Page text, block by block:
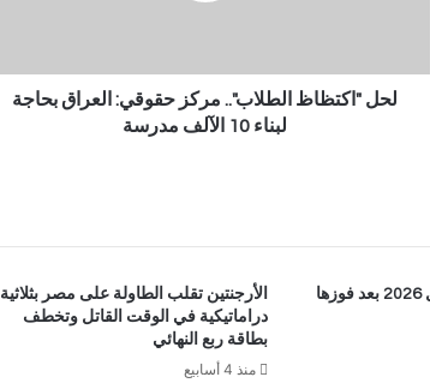
لحل "اكتظاظ الطلاب".. مركز حقوقي: العراق بحاجة
لبناء 10 الآلف مدرسة
إسبانيا تبلغ نهائي مونديال 2026 بعد فوزها
الأرجنتين تقلب الطاولة على مصر بثلاثية
دراماتيكية في الوقت القاتل وتخطف
بطاقة ربع النهائي
منذ 4 أسابيع